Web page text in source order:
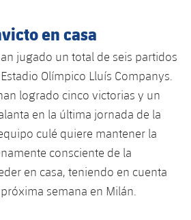
silla de ruedas
en casa
jugado un total de seis partidos
Olímpico Lluís Companys.
logrado cinco victorias y un
en la última jornada de la
culé quiere mantener la
consciente de la
en casa, teniendo en cuenta
semana en Milán.